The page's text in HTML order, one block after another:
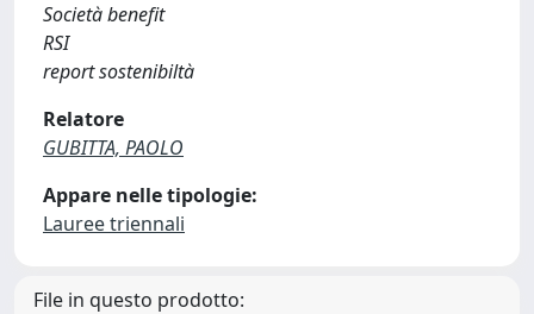
Società benefit
RSI
report sostenibiltà
Relatore
GUBITTA, PAOLO
Appare nelle tipologie:
Lauree triennali
File in questo prodotto: